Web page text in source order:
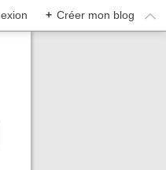
+ Créer mon blog